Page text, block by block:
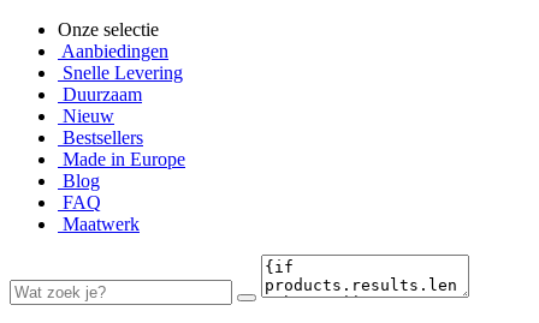
Onze selectie
Aanbiedingen
Snelle Levering
Duurzaam
Nieuw
Bestsellers
Made in Europe
Blog
FAQ
Maatwerk